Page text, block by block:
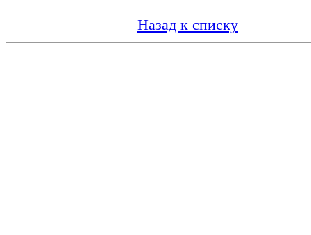
Назад к списку